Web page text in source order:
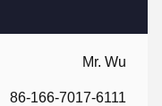
Mr. Wu
86-166-7017-6111